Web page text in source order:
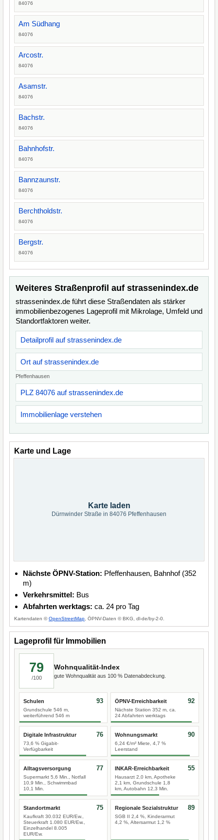
84076
Am Südhang
84076
Arcostr.
84076
Asamstr.
84076
Bachstr.
84076
Bahnhofstr.
84076
Bannzaunstr.
84076
Berchtholdstr.
84076
Bergstr.
84076
Weiteres Straßenprofil auf strassenindex.de
strassenindex.de führt diese Straßendaten als stärker
immobilienbezogenes Lageprofil mit Mikrolage, Umfeld und
Standortfaktoren weiter.
Detailprofil auf strassenindex.de
Ort auf strassenindex.de
Pfeffenhausen
PLZ 84076 auf strassenindex.de
Immobilienlage verstehen
Karte und Lage
Karte laden
Dürnwinder Straße in 84076 Pfeffenhausen
Nächste ÖPNV-Station: Pfeffenhausen, Bahnhof (352
m)
Verkehrsmittel: Bus
Abfahrten werktags: ca. 24 pro Tag
Kartendaten ©OpenStreetMap , ÖPNV-Daten © BKG, dl-de/by-2-0.
Lageprofil für Immobilien
79
/100
Wohnqualität-Index
gute Wohnqualität aus 100 % Datenabdeckung.
Schulen
Grundschule 546 m,
weiterführend 546 m
93 ÖPNV-Erreichbarkeit
Nächste Station 352 m, ca.
24 Abfahrten werktags
92
Digitale Infrastruktur
73,6 % Gigabit-
Verfügbarkeit
76 Wohnungsmarkt
6,24 €/m² Miete, 4,7 %
Leerstand
90
Alltagsversorgung
Supermarkt 5,6 Min., Notfall
10,9 Min., Schwimmbad
10,1 Min.
77 INKAR-Erreichbarkeit
Hausarzt 2,0 km, Apotheke
2,1 km, Grundschule 1,8
km, Autobahn 12,3 Min.
55
Standortmarkt
Kaufkraft 30.032 EUR/Ew.,
Steuerkraft 1.080 EUR/Ew.,
Einzelhandel 8.005
EUR/Ew.
75 Regionale Sozialstruktur
SGB II 2,4 %, Kinderarmut
4,2 %, Altersarmut 1,2 %
89